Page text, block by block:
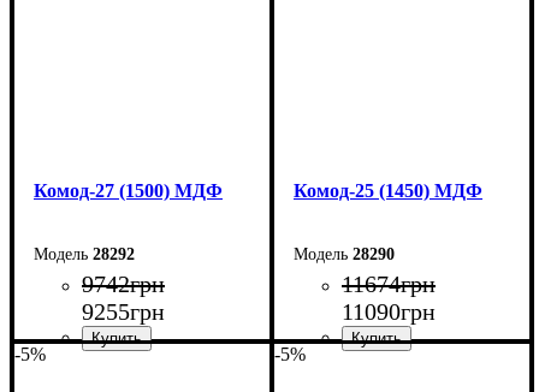
Комод-27 (1500) МДФ
28292
9742грн
9255грн
Комод-25 (1450) МДФ
28290
11674грн
11090грн
-5% -5%